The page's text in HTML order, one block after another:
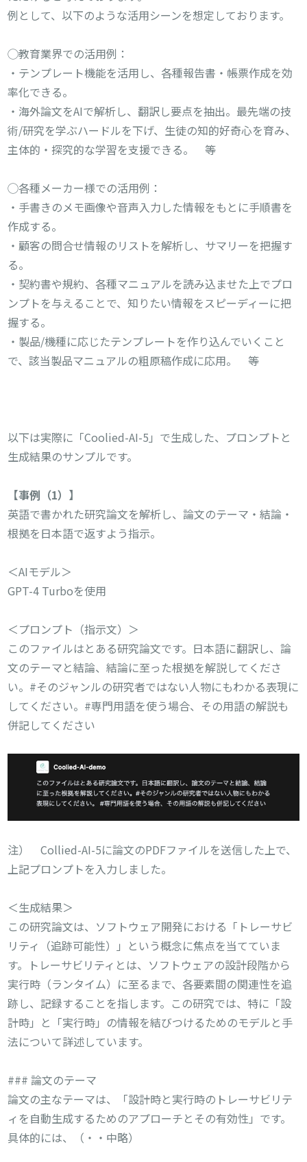
例として、以下のような活用シーンを想定しております。
◯教育業界での活用例：
・テンプレート機能を活用し、各種報告書・帳票作成を効
率化できる。
・海外論文をAIで解析し、翻訳し要点を抽出。最先端の技
術/研究を学ぶハードルを下げ、生徒の知的好奇心を育み、
主体的・探究的な学習を支援できる。 等
◯各種メーカー様での活用例：
・手書きのメモ画像や音声入力した情報をもとに手順書を
作成する。
・顧客の問合せ情報のリストを解析し、サマリーを把握す
る。
・契約書や規約、各種マニュアルを読み込ませた上でプロ
ンプトを与えることで、知りたい情報をスピーディーに把
握する。
・製品/機種に応じたテンプレートを作り込んでいくこと
で、該当製品マニュアルの粗原稿作成に応用。 等
以下は実際に「Coolied-AI-5」で生成した、プロンプトと
生成結果のサンプルです。
【事例（1）】
英語で書かれた研究論文を解析し、論文のテーマ・結論・
根拠を日本語で返すよう指示。
＜AIモデル＞
GPT-4 Turboを使用
＜プロンプト（指示文）＞
このファイルはとある研究論文です。日本語に翻訳し、論
文のテーマと結論、結論に至った根拠を解説してくださ
い。#そのジャンルの研究者ではない人物にもわかる表現に
してください。#専門用語を使う場合、その用語の解説も
併記してください
注） Collied-AI-5に論文のPDFファイルを送信した上で、
上記プロンプトを入力しました。
＜生成結果＞
この研究論文は、ソフトウェア開発における「トレーサビ
リティ（追跡可能性）」という概念に焦点を当てていま
す。トレーサビリティとは、ソフトウェアの設計段階から
実行時（ランタイム）に至るまで、各要素間の関連性を追
跡し、記録することを指します。この研究では、特に「設
計時」と「実行時」の情報を結びつけるためのモデルと手
法について詳述しています。
### 論文のテーマ
論文の主なテーマは、「設計時と実行時のトレーサビリテ
ィを自動生成するためのアプローチとその有効性」です。
具体的には、（・・中略）